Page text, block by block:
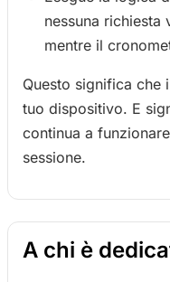
nessuna richiesta
mentre il
Questo significa che
tuo dispositivo. E
continua a
sessione.
A chi è